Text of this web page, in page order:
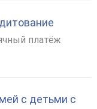
платёж
с детьми с